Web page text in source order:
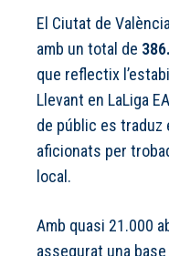
El Ciutat de
amb un total de
que reflectix
Llevant en LaLiga
de públic es traduz
aficionats per
local.
Amb quasi 21.000
assegurat una